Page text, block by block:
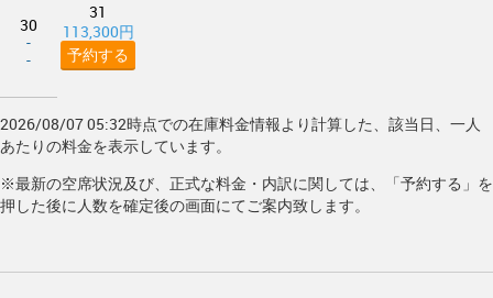
30
-
-
31
113,300円
予約する
2026/08/07 05:32時点での在庫料金情報より計算した、該当日、一人
あたりの料金を表示しています。
※最新の空席状況及び、正式な料金・内訳に関しては、「予約する」を
押した後に人数を確定後の画面にてご案内致します。